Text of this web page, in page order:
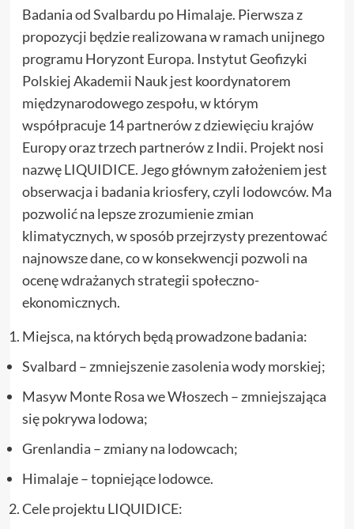
Badania od Svalbardu po Himalaje. Pierwsza z
propozycji będzie realizowana w ramach unijnego
programu Horyzont Europa. Instytut Geofizyki
Polskiej Akademii Nauk jest koordynatorem
międzynarodowego zespołu, w którym
współpracuje 14 partnerów z dziewięciu krajów
Europy oraz trzech partnerów z Indii. Projekt nosi
nazwę LIQUIDICE. Jego głównym założeniem jest
obserwacja i badania kriosfery, czyli lodowców. Ma
pozwolić na lepsze zrozumienie zmian
klimatycznych, w sposób przejrzysty prezentować
najnowsze dane, co w konsekwencji pozwoli na
ocenę wdrażanych strategii społeczno-
ekonomicznych.
Miejsca, na których będą prowadzone badania:
Svalbard – zmniejszenie zasolenia wody morskiej;
Masyw Monte Rosa we Włoszech – zmniejszająca
się pokrywa lodowa;
Grenlandia – zmiany na lodowcach;
Himalaje – topniejące lodowce.
Cele projektu LIQUIDICE: